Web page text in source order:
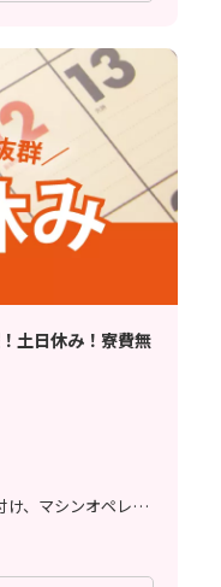
土日休み！寮費無
検査、梱包・仕分け、組立・組付け、マシンオペレーター、玉掛け・クレーン